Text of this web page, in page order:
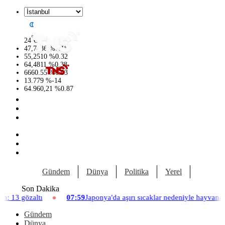
24°C
47,7436 %0.18
55,2510 %0.32
64,4811 %0.38
6660.55 %0.03
13.779 %-14
64.960,21 %0.87
Gündem Dünya Politika Yerel
Son Dakika
07:59Japonya'da aşırı sıcaklar nedeniyle hayvanat bahçesinde üç
Gündem